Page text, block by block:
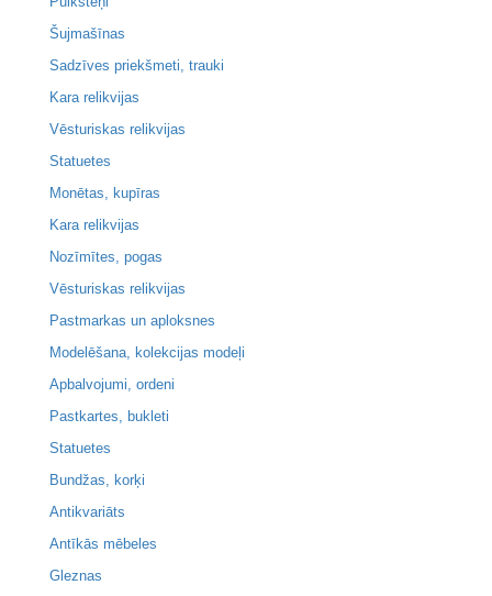
Šujmašīnas
Sadzīves priekšmeti, trauki
Kara relikvijas
Vēsturiskas relikvijas
Statuetes
Monētas, kupīras
Kara relikvijas
Nozīmītes, pogas
Vēsturiskas relikvijas
Pastmarkas un aploksnes
Modelēšana, kolekcijas modeļi
Apbalvojumi, ordeni
Pastkartes, bukleti
Statuetes
Bundžas, korķi
Antikvariāts
Antīkās mēbeles
Gleznas